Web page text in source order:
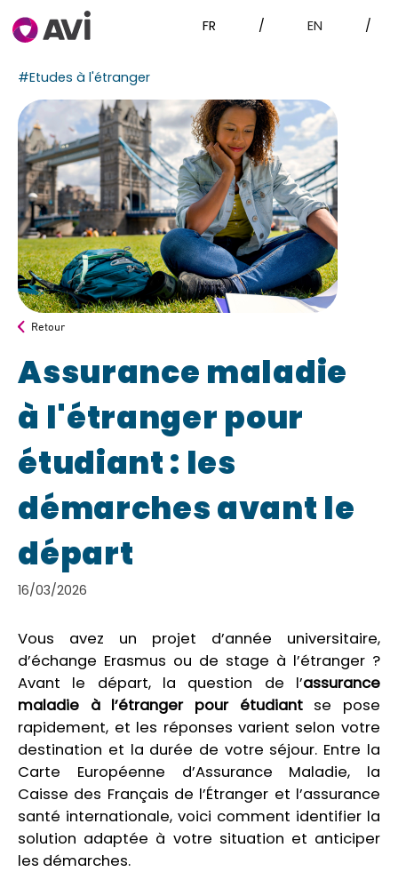
FR / EN /
#Etudes à l'étranger
Retour
Assurance maladie
à l'étranger pour
étudiant : les
démarches avant le
départ
16/03/2026
Vous avez un projet d’année universitaire,
d’échange Erasmus ou de stage à l’étranger ?
Avant le départ, la question de l’assurance
maladie à l’étranger pour étudiantse pose
rapidement, et les réponses varient selon votre
destination et la durée de votre séjour. Entre la
Carte Européenne d’Assurance Maladie, la
Caisse des Français de l’Étranger et l’assurance
santé internationale, voici comment identifier la
solution adaptée à votre situation et anticiper
les démarches.